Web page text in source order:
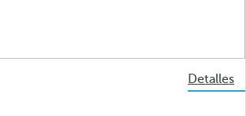
Detalles